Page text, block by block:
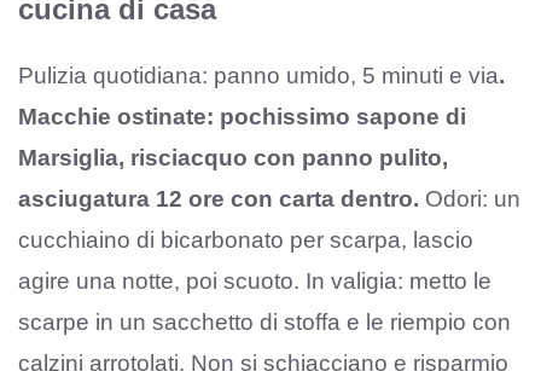
cucina di casa
Pulizia quotidiana: panno umido, 5 minuti e via.
Macchie ostinate: pochissimo sapone di
Marsiglia, risciacquo con panno pulito,
asciugatura 12 ore con carta dentro. Odori: un
cucchiaino di bicarbonato per scarpa, lascio
agire una notte, poi scuoto. In valigia: metto le
scarpe in un sacchetto di stoffa e le riempio con
calzini arrotolati. Non si schiacciano e risparmio